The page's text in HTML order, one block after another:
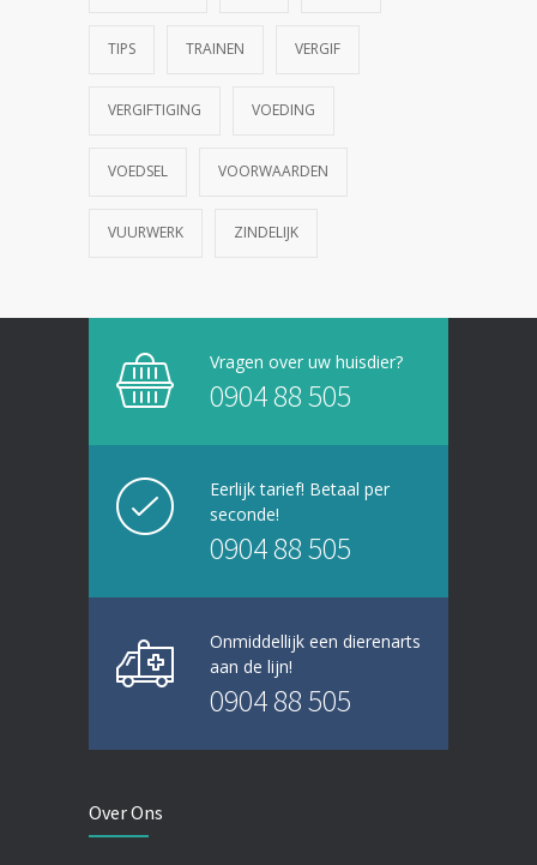
TIPS TRAINEN VERGIF
VERGIFTIGING VOEDING
VOEDSEL VOORWAARDEN
VUURWERK ZINDELIJK
Vragen over uw huisdier?
0904 88 505
Eerlijk tarief! Betaal per
seconde!
0904 88 505
Onmiddellijk een dierenarts
aan de lijn!
0904 88 505
Over Ons